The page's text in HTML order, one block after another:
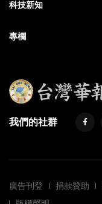
科技新知
專欄
我們的社群
廣告刊登 捐款贊助